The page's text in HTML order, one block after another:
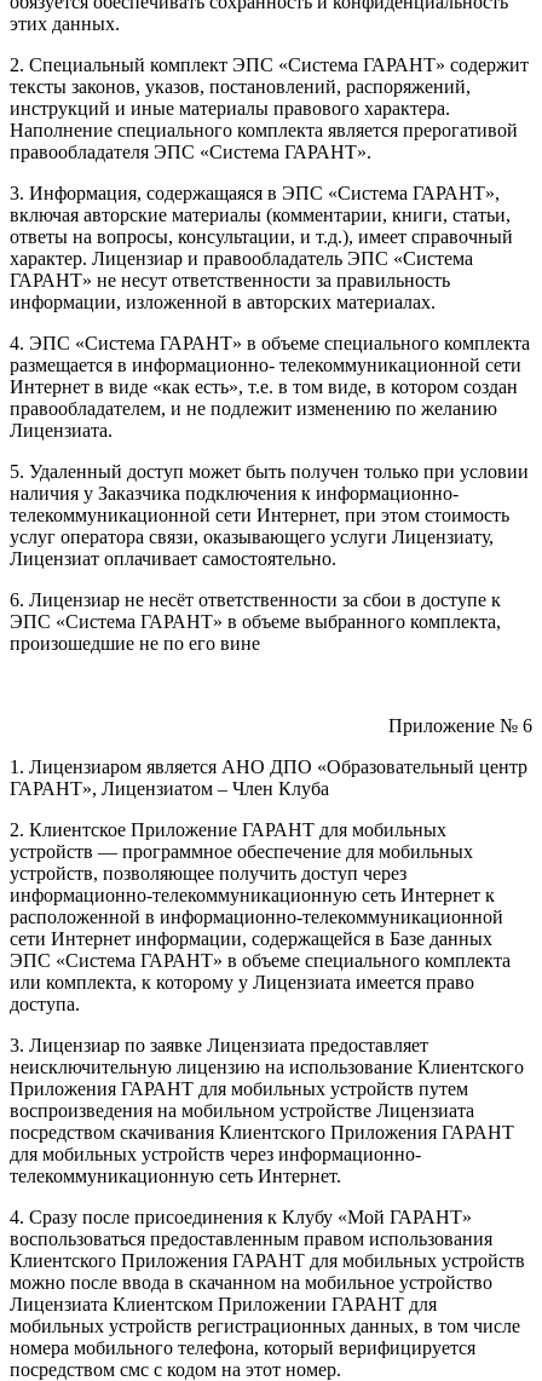
этих данных.
2. Специальный комплект ЭПС «Система ГАРАНТ» содержит
тексты законов, указов, постановлений, распоряжений,
инструкций и иные материалы правового характера.
Наполнение специального комплекта является прерогативой
правообладателя ЭПС «Система ГАРАНТ».
3. Информация, содержащаяся в ЭПС «Система ГАРАНТ»,
включая авторские материалы (комментарии, книги, статьи,
ответы на вопросы, консультации, и т.д.), имеет справочный
характер. Лицензиар и правообладатель ЭПС «Система
ГАРАНТ» не несут ответственности за правильность
информации, изложенной в авторских материалах.
4. ЭПС «Система ГАРАНТ» в объеме специального комплекта
размещается в информационно- телекоммуникационной сети
Интернет в виде «как есть», т.е. в том виде, в котором создан
правообладателем, и не подлежит изменению по желанию
Лицензиата.
5. Удаленный доступ может быть получен только при условии
наличия у Заказчика подключения к информационно-
телекоммуникационной сети Интернет, при этом стоимость
услуг оператора связи, оказывающего услуги Лицензиату,
Лицензиат оплачивает самостоятельно.
6. Лицензиар не несёт ответственности за сбои в доступе к
ЭПС «Система ГАРАНТ» в объеме выбранного комплекта,
произошедшие не по его вине
Приложение № 6
1. Лицензиаром является АНО ДПО «Образовательный центр
ГАРАНТ», Лицензиатом – Член Клуба
2. Клиентское Приложение ГАРАНТ для мобильных
устройств — программное обеспечение для мобильных
устройств, позволяющее получить доступ через
информационно-телекоммуникационную сеть Интернет к
расположенной в информационно-телекоммуникационной
сети Интернет информации, содержащейся в Базе данных
ЭПС «Система ГАРАНТ» в объеме специального комплекта
или комплекта, к которому у Лицензиата имеется право
доступа.
3. Лицензиар по заявке Лицензиата предоставляет
неисключительную лицензию на использование Клиентского
Приложения ГАРАНТ для мобильных устройств путем
воспроизведения на мобильном устройстве Лицензиата
посредством скачивания Клиентского Приложения ГАРАНТ
для мобильных устройств через информационно-
телекоммуникационную сеть Интернет.
4. Сразу после присоединения к Клубу «Мой ГАРАНТ»
воспользоваться предоставленным правом использования
Клиентского Приложения ГАРАНТ для мобильных устройств
можно после ввода в скачанном на мобильное устройство
Лицензиата Клиентском Приложении ГАРАНТ для
мобильных устройств регистрационных данных, в том числе
номера мобильного телефона, который верифицируется
посредством смс с кодом на этот номер.